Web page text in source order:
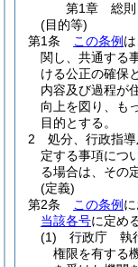
第1章
総則
(目的等)
第1条
この条例
関し、共通する
ける公正の確保
内容及び過程が
向上を図り、も
目的とする。
2
処分、行政指
定する事項につ
る場合は、その
(定義)
第2条
この条例 に
当該各号に定め
(1)
行政庁 執
権限を有する